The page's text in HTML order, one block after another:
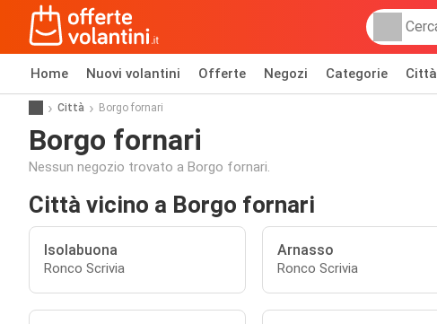
Home Nuovi volantini Offerte Negozi Categorie Città
Città Borgo fornari
Borgo fornari
Nessun negozio trovato a Borgo fornari.
Città vicino a Borgo fornari
Isolabuona
Ronco Scrivia
Arnasso
Ronco Scrivia